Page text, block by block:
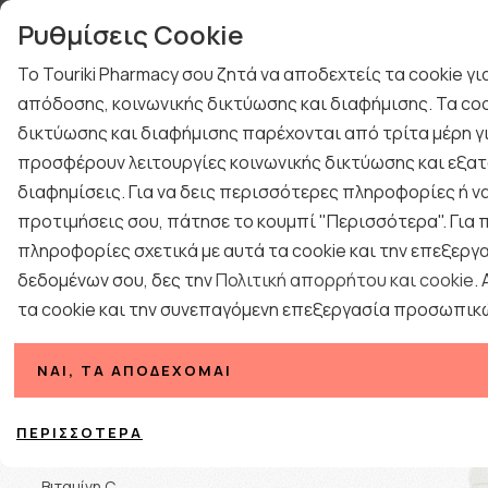
Τηλεφωνική
ΔΩΡΑ ΓΙΑ ΑΝΔΡΕΣ
ΠΡΟΤΑΣΕΙΣ ΔΩΡΩΝ
BLOG
ΕΠΟΧΙΑΚΑ ΦΑΡΜΑΚΕΙΟ ΓΥΝΑΙΚΑ ΑΝΔΡΑΣ
Κατηγορίες
Ρυθμίσεις Cookie
Το Touriki Pharmacy σου ζητά να αποδεχτείς τα cookie
απόδοσης, κοινωνικής δικτύωσης και διαφήμισης. Τα
δικτύωσης και διαφήμισης παρέχονται από τρίτα μέρη
προσφέρουν λειτουργίες κοινωνικής δικτύωσης και
διαφημίσεις. Για να δεις περισσότερες πληροφορίες ή
προτιμήσεις σου, πάτησε το κουμπί "Περισσότερα". Για
πληροφορίες σχετικά με αυτά τα cookie και την
δεδομένων σου, δες τηνΠολιτική απορρήτου και cookie.
τα cookie και την συνεπαγόμενη επεξεργασία
ΝΑΙ, ΤΑ ΑΠΟΔΈΧΟΜΑΙ
ΠΕΡΙΣΣΌΤΕΡΑ